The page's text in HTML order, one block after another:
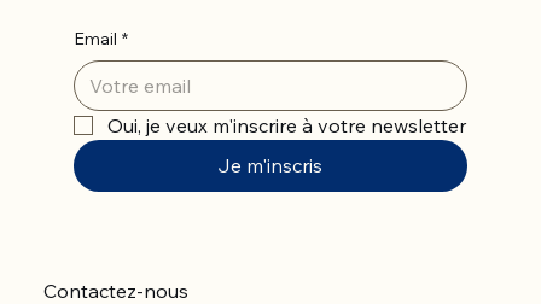
Email *
Oui, je veux m'inscrire à votre newsletter
Je m'inscris
Contactez-nous